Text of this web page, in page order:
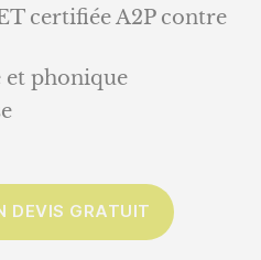
certifiée A2P contre
phonique
DEVIS GRATUIT